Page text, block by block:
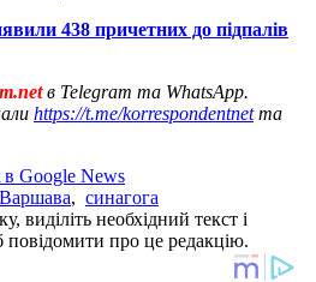
438 причетних до підпалів
в Telegram та WhatsApp.
https://t.me/korrespondentnetта
в Google News
Варшава, синагога
необхідний текст і
повідомити про це редакцію.